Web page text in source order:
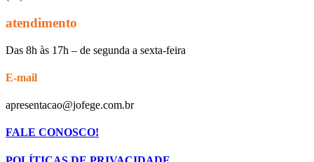
atendimento
Das 8h às 17h – de segunda a sexta-feira
E-mail
apresentacao@jofege.com.br
FALE CONOSCO!